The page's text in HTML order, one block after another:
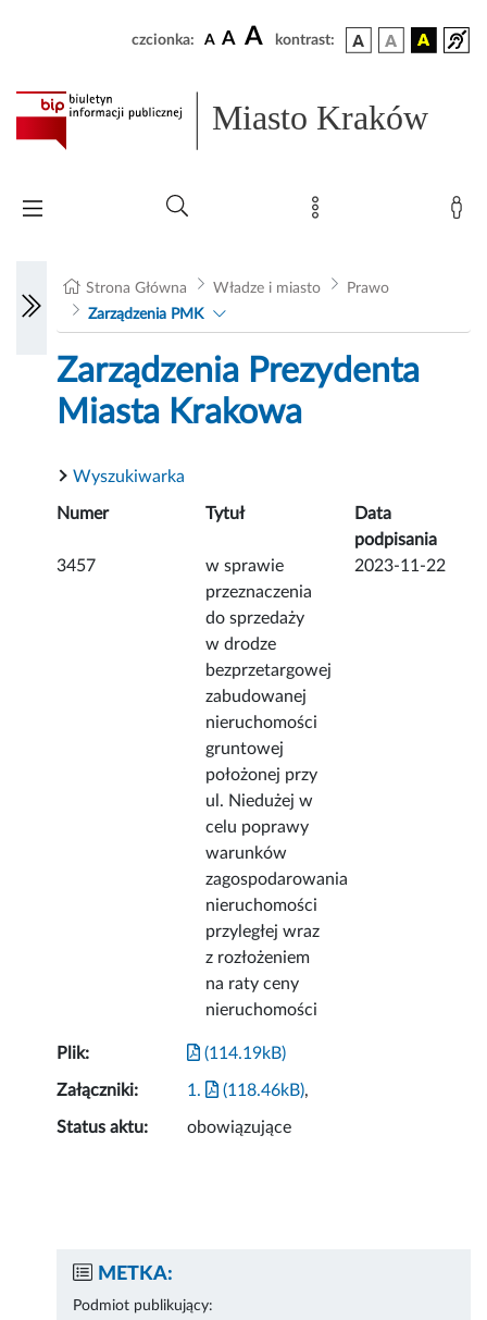
czcionka: A A A kontrast:
Miasto Kraków
Strona Główna Władze i miasto
Prawo
Zarządzenia PMK
Zarządzenia Prezydenta
Miasta Krakowa
Wyszukiwarka
Numer Tytuł
Data
podpisania
3457
w sprawie
przeznaczenia
do sprzedaży
w drodze
bezprzetargowej
zabudowanej
nieruchomości
gruntowej
położonej przy
ul. Niedużej w
celu poprawy
warunków
zagospodarowania
nieruchomości
przyległej wraz
z rozłożeniem
na raty ceny
nieruchomości
2023-11-22
Plik: (114.19kB)
Załączniki: 1. (118.46kB),
Status aktu: obowiązujące
METKA:
Podmiot publikujący: